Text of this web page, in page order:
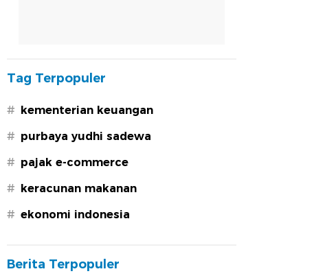
Tag Terpopuler
# kementerian keuangan
# purbaya yudhi sadewa
# pajak e-commerce
# keracunan makanan
# ekonomi indonesia
Berita Terpopuler